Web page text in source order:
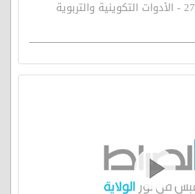
مصباح الهداية 270 - الأدوات التكوينية والتربوية